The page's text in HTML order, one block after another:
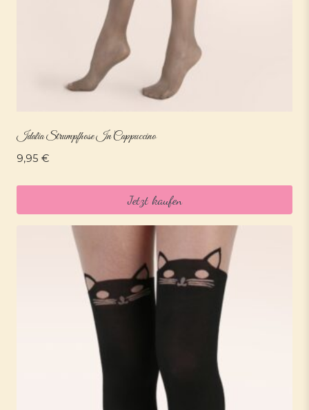
Idalia Strumpfhose In Cappuccino
9,95 €
Jetzt kaufen